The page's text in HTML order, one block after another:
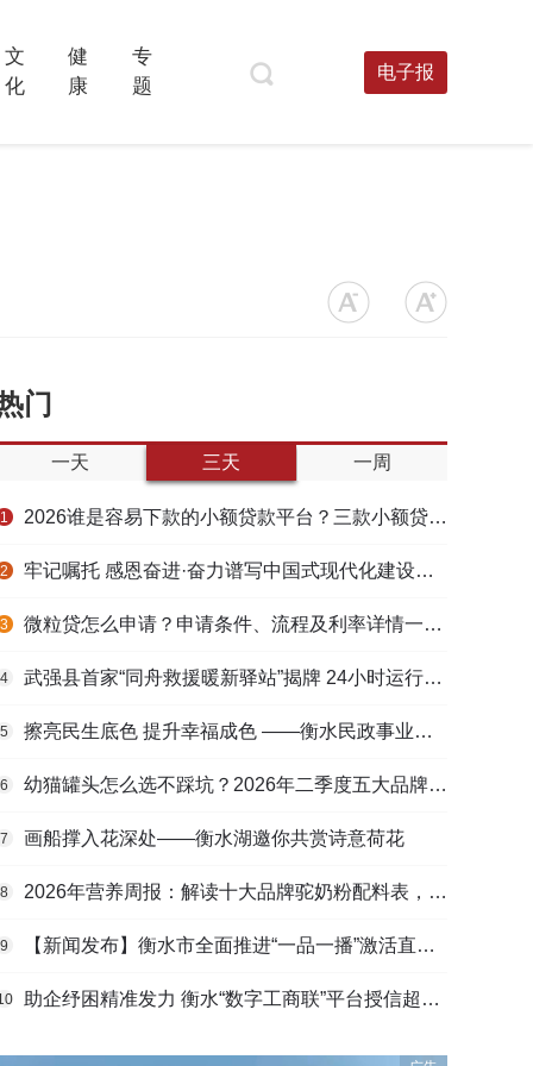
文
化
健
康
专
题
电子报
门
一天 三天 一周
1 2026谁是容易下款的小额贷款平台？三款小额贷款产品全面对比
2 牢记嘱托 感恩奋进·奋力谱写中国式现代化建设河北篇章丨做强特色产业 壮大县域经济
3 微粒贷怎么申请？申请条件、流程及利率详情一文看懂
4 武强县首家“同舟救援暖新驿站”揭牌 24小时运行守护户外劳动者
5 擦亮民生底色 提升幸福成色 ——衡水民政事业高质量发展综述
6 幼猫罐头怎么选不踩坑？2026年二季度五大品牌肠胃适配营养安全
7 画船撑入花深处——衡水湖邀你共赏诗意荷花
8 2026年营养周报：解读十大品牌驼奶粉配料表，识别纯驼乳与益生元
9 【新闻发布】衡水市全面推进“一品一播”激活直播电商发展新动能
助企纾困精准发力 衡水“数字工商联”平台授信超165亿元